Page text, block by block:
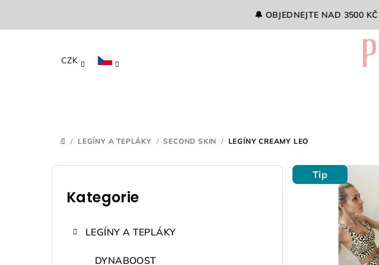
🔔 OBJEDNEJTE NAD 3500
CZK
DOMŮ
/ LEGÍNY A TEPLÁKY / SECOND SKIN / LEGÍNY CREAMY LEO
P
Přeskočit
kategorie
Kategorie
LEGÍNY A TEPLÁKY
DYNABOOST
Tip